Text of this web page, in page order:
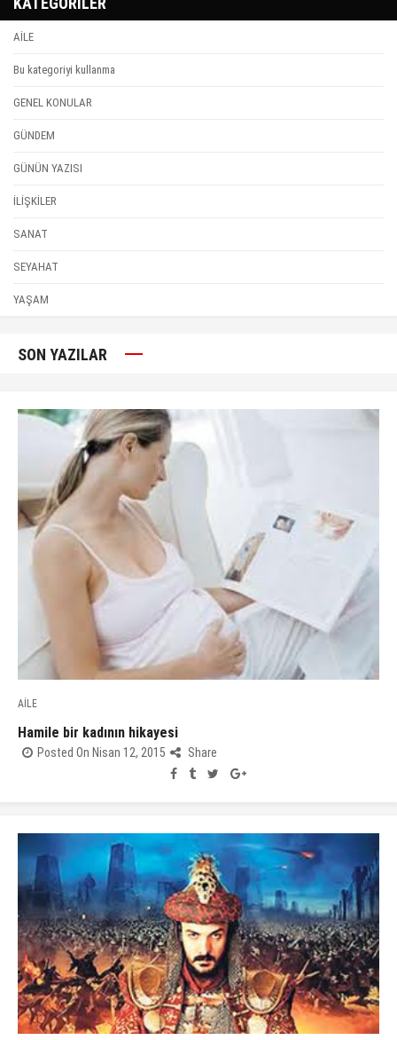
AİLE
Bu kategoriyi kullanma
GENEL KONULAR
GÜNDEM
GÜNÜN YAZISI
İLİŞKİLER
SANAT
SEYAHAT
YAŞAM
SON YAZILAR
AİLE
Hamile bir kadının hikayesi
Posted On Nisan 12, 2015 Share